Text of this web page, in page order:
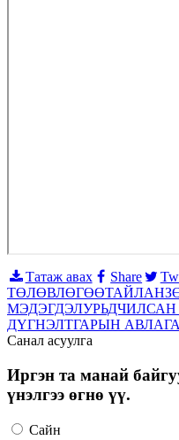
Татаж авах Share
ТӨЛӨВЛӨГӨӨТАЙЛАН
МЭДЭГДЭЛ
ДҮГНЭЛТГАРЫН АВЛАГА
Санал асуулга
Иргэн та манай
үнэлгээ өгнө үү.
Сайн